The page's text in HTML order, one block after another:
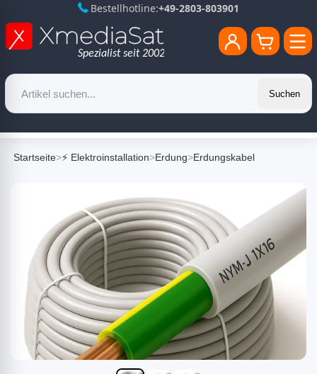
Bestellhotline:+49-2803-803901
Suchen
Startseite>⚡ Elektroinstallation>Erdung>Erdungskabel